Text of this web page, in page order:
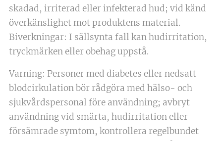
skadad, irriterad eller infekterad hud; vid känd
överkänslighet mot produktens material.
Biverkningar: I sällsynta fall kan hudirritation,
tryckmärken eller obehag uppstå.
Varning: Personer med diabetes eller nedsatt
blodcirkulation bör rådgöra med hälso- och
sjukvårdspersonal före användning; avbryt
användning vid smärta, hudirritation eller
försämrade symtom, kontrollera regelbundet